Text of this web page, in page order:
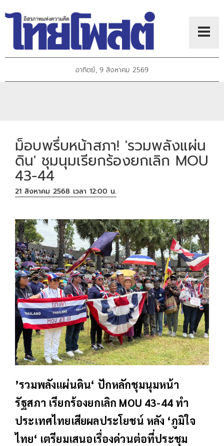
อาทิตย์, 9 สิงหาคม 2569
ม็อบพรึ่บหน้าสภา! 'รวมพลังแผ่น
ดิน' ชุมนุมเรียกร้องยกเลิก MOU
43-44
21 สิงหาคม 2568 เวลา 12:00 น.
’รวมพลังแผ่นดิน‘ ปักหลักชุมนุมหน้า
รัฐสภา เรียกร้องยกเลิก MOU 43-44 ทำ
ประเทศไทยเสียผลประโยชน์ หลัง ‘ภูมิใจ
ไทย‘ เตรียมเสนอเรื่องด่วนต่อที่ประชุม